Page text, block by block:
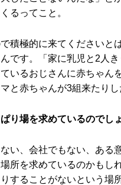
るってこと。
積極的に来てくださいと
です。「家に乳児と2人
いるおじさんに赤ちゃん
と赤ちゃんが3組来たりし
り場を求めているのでし
い、会社でもない、ある
所を求めているのかもし
することがないという場